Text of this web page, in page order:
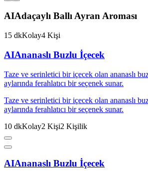
AIAdaçaylı Ballı Ayran Aroması
15 dkKolay4 Kişi
AIAnanaslı Buzlu İçecek
Taze ve serinletici bir içecek olan ananaslı
aylarında ferahlatıcı bir seçenek sunar.
Taze ve serinletici bir içecek olan ananaslı
aylarında ferahlatıcı bir seçenek sunar.
10 dkKolay2 Kişi2 Kişilik
AIAnanaslı Buzlu İçecek